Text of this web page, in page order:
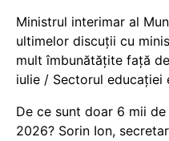
Ministrul interimar al
ultimelor discuții cu
mult îmbunătățite față
iulie / Sectorul educației
De ce sunt doar 6 mii
2026? Sorin Ion,